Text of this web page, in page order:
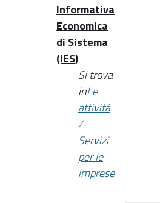
Informativa
Economica
di Sistema
(IES)
Si trova
inLe
attività
/
Servizi
per le
imprese